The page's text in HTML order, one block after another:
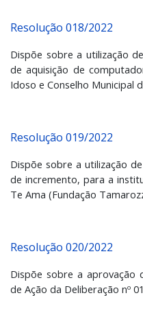
Resolução 018/2022
Dispõe sobre a utilização
de aquisição de
Idoso e Conselho Municipal
Resolução 019/2022
Dispõe sobre a utilização
de incremento, para a
Te Ama (Fundação
Resolução 020/2022
Dispõe sobre a aprovação
de Ação da Deliberação nº